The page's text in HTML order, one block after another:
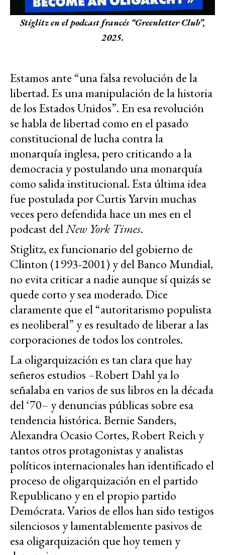
Stiglitz en el podcast francés “Greenletter Club”,
2025.
Estamos ante “una falsa revolución de la
libertad. Es una manipulación de la historia
de los Estados Unidos”. En esa revolución
se habla de libertad como en el pasado
constitucional de lucha contra la
monarquía inglesa, pero criticando a la
democracia y postulando una monarquía
como salida institucional. Esta última idea
fue postulada por Curtis Yarvin muchas
veces pero defendida hace un mes en el
podcast delNew York Times.
Stiglitz, ex funcionario del gobierno de
Clinton (1993-2001) y del Banco Mundial,
no evita criticar a nadie aunque sí quizás se
quede corto y sea moderado. Dice
claramente que el “autoritarismo populista
es neoliberal” y es resultado de liberar a las
corporaciones de todos los controles.
La oligarquización es tan clara que hay
señeros estudios –Robert Dahl ya lo
señalaba en varios de sus libros en la década
del ‘70– y denuncias públicas sobre esa
tendencia histórica. Bernie Sanders,
Alexandra Ocasio Cortes, Robert Reich y
tantos otros protagonistas y analistas
políticos internacionales han identificado el
proceso de oligarquización en el partido
Republicano y en el propio partido
Demócrata. Varios de ellos han sido testigos
silenciosos y lamentablemente pasivos de
esa oligarquización que hoy temen y